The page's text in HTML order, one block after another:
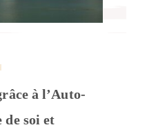
à l’Auto-
de soi et